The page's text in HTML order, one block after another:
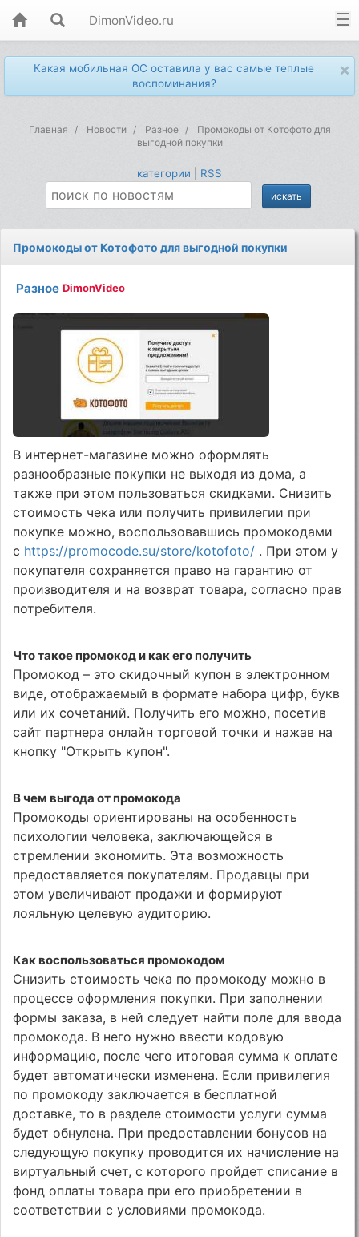
DimonVideo.ru
×
Какая мобильная ОС оставила у вас самые теплые
воспоминания?
Главная Новости Разное
Промокоды от Котофото для
выгодной покупки
категории RSS
Промокоды от Котофото для выгодной покупки
Разное DimonVideo
В интернет-магазине можно оформлять
разнообразные покупки не выходя из дома, а
также при этом пользоваться скидками. Снизить
стоимость чека или получить привилегии при
покупке можно, воспользовавшись промокодами
с https://promocode.su/store/kotofoto/ . При этом у
покупателя сохраняется право на гарантию от
производителя и на возврат товара, согласно прав
потребителя.
Что такое промокод и как его получить
Промокод – это скидочный купон в электронном
виде, отображаемый в формате набора цифр, букв
или их сочетаний. Получить его можно, посетив
сайт партнера онлайн торговой точки и нажав на
кнопку "Открыть купон".
В чем выгода от промокода
Промокоды ориентированы на особенность
психологии человека, заключающейся в
стремлении экономить. Эта возможность
предоставляется покупателям. Продавцы при
этом увеличивают продажи и формируют
лояльную целевую аудиторию.
Как воспользоваться промокодом
Снизить стоимость чека по промокоду можно в
процессе оформления покупки. При заполнении
формы заказа, в ней следует найти поле для ввода
промокода. В него нужно ввести кодовую
информацию, после чего итоговая сумма к оплате
будет автоматически изменена. Если привилегия
по промокоду заключается в бесплатной
доставке, то в разделе стоимости услуги сумма
будет обнулена. При предоставлении бонусов на
следующую покупку проводится их начисление на
виртуальный счет, с которого пройдет списание в
фонд оплаты товара при его приобретении в
соответствии с условиями промокода.